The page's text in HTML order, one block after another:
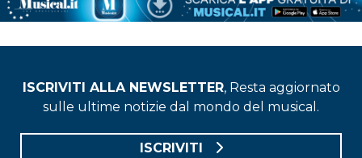
ISCRIVITI ALLA NEWSLETTER, Resta aggiornato
sulle ultime notizie dal mondo del musical.
ISCRIVITI